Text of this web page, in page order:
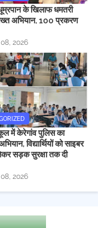
के खिलाफ धमतरी
अभियान, 100 प्रकरण
2026
में केरेगांव पुलिस का
विद्यार्थियों को साइबर
सड़क सुरक्षा तक दी
2026